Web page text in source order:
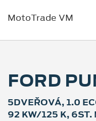
MotoTrade VM
FORD
5DVEŘOVÁ, 1.0
92 KW/125 K, 6ST.